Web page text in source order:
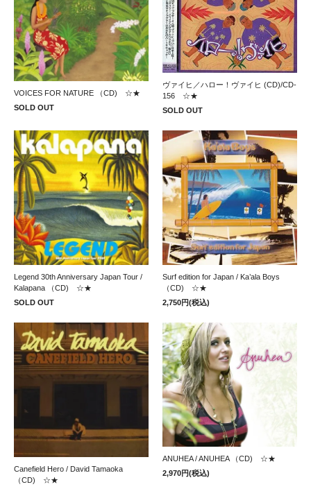
VOICES FOR NATURE （CD) ☆★
SOLD OUT
ヴァイヒ／ハロー！ヴァイヒ (CD)/CD-
156 ☆★
SOLD OUT
Legend 30th Anniversary Japan Tour /
Kalapana （CD) ☆★
SOLD OUT
Surf edition for Japan / Ka’ala Boys
（CD) ☆★
2,750円(税込)
Canefield Hero / David Tamaoka
（CD) ☆★
ANUHEA / ANUHEA （CD) ☆★
2,970円(税込)